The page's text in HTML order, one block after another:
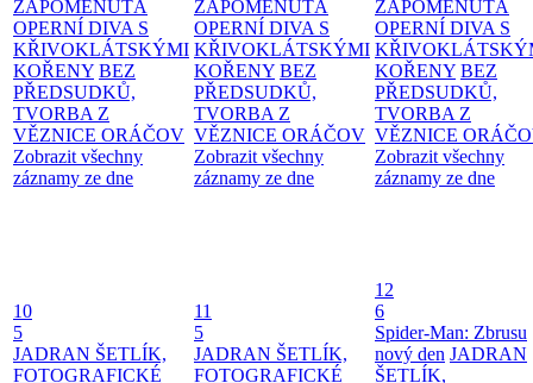
ZAPOMENUTÁ
OPERNÍ DIVA S
KŘIVOKLÁTSKÝMI
KOŘENY BEZ
PŘEDSUDKŮ,
TVORBA Z
VĚZNICE ORÁČOV
Zobrazit všechny
záznamy ze dne
ZAPOMENUTÁ
OPERNÍ DIVA S
KŘIVOKLÁTSKÝMI
KOŘENY BEZ
PŘEDSUDKŮ,
TVORBA Z
VĚZNICE ORÁČOV
Zobrazit všechny
záznamy ze dne
ZAPOMENUTÁ
OPERNÍ DIVA S
KOŘENY BEZ
PŘEDSUDKŮ,
TVORBA Z
VĚZNICE
Zobrazit všechny
záznamy ze dne
10
5
JADRAN ŠETLÍK,
FOTOGRAFICKÉ
11
5
JADRAN ŠETLÍK,
FOTOGRAFICKÉ
12
6
Spider-Man: Zbrusu
nový den JADRAN
ŠETLÍK,